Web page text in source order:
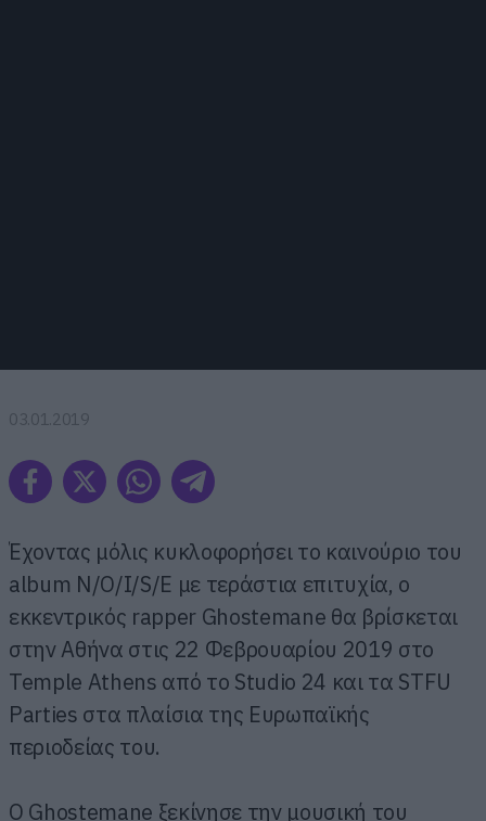
03.01.2019
Έχοντας μόλις κυκλοφορήσει το καινούριο του
album N/O/I/S/E με τεράστια επιτυχία, ο
εκκεντρικός rapper Ghostemane θα βρίσκεται
στην Αθήνα στις 22 Φεβρουαρίου 2019 στο
Temple Athens από το Studio 24 και τα STFU
Parties στα πλαίσια της Ευρωπαϊκής
περιοδείας του.
Ο Ghostemane ξεκίνησε την μουσική του